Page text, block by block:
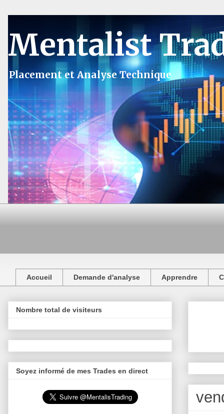
Mentalist
Placement et Analyse Technique
Accueil Demande d'analyse Apprendre
Nombre total de visiteurs
Soyez informé de mes Trades en direct